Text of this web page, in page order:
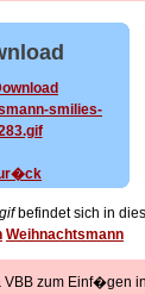
befindet sich in
Weihnachtsmann
zum Einf�gen